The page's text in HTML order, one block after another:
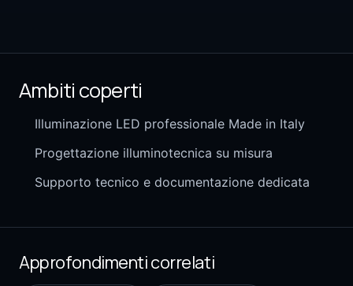
Ambiti coperti
Illuminazione LED professionale Made in Italy
Progettazione illuminotecnica su misura
Supporto tecnico e documentazione dedicata
Approfondimenti correlati